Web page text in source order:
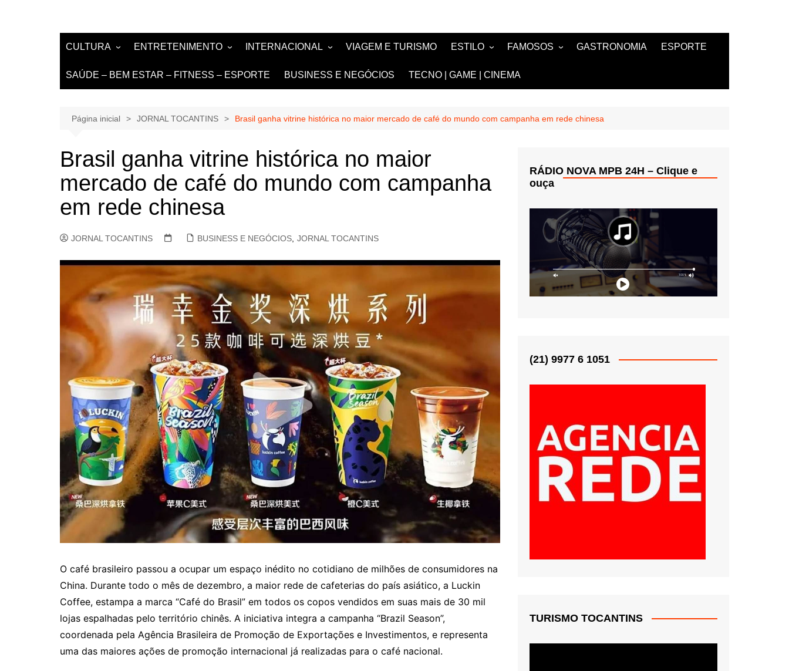
CULTURA
LITERATURA
LIVROS E AUTORES
INTERNET
ENTRETENIMENTO
MÚSICA
EVENTOS
INTERNACIONAL
NOTÍCIA
DESIGN
VIAGEM E TURISMO ESTILO
MODA E BELEZA
NOIVAS e DEBUTANTES
FAMOSOS
TV
GASTRONOMIA ESPORTE
SAÚDE – BEM ESTAR – FITNESS – ESPORTE BUSINESS E NEGÓCIOS TECNO | GAME | CINEMA
Página inicial JORNAL TOCANTINS Brasil ganha vitrine histórica no maior mercado de café do mundo com campanha em rede chinesa
Brasil ganha vitrine histórica no maior
mercado de café do mundo com campanha
em rede chinesa
JORNAL TOCANTINS BUSINESS E NEGÓCIOS JORNAL TOCANTINS
O café brasileiro passou a ocupar um espaço inédito no cotidiano de milhões de consumidores na
China. Durante todo o mês de dezembro, a maior rede de cafeterias do país asiático, a Luckin
Coffee, estampa a marca “Café do Brasil” em todos os copos vendidos em suas mais de 30 mil
lojas espalhadas pelo território chinês. A iniciativa integra a campanha “Brazil Season”,
coordenada pela Agência Brasileira de Promoção de Exportações e Investimentos, e representa
uma das maiores ações de promoção internacional já realizadas para o café nacional.
RÁDIO NOVA MPB 24H – Clique e
ouça
(21) 9977 6 1051
TURISMO TOCANTINS